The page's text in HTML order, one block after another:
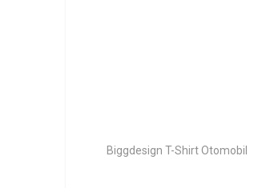
Biggdesign T-Shirt Otomobil